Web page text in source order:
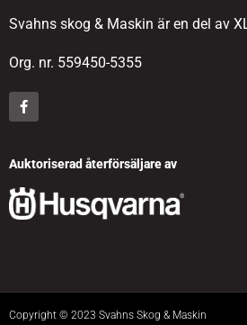
Svahns skog & Maskin är en del av
Org. nr. 559450-5355
Auktoriserad återförsäljare av
Copyright © 2023 Svahns Skog & Maskin